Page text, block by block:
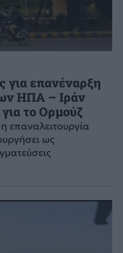
για επανέναρξη
ΗΠΑ – Ιράν
το Ορμούζ
επαναλειτουργία
ως